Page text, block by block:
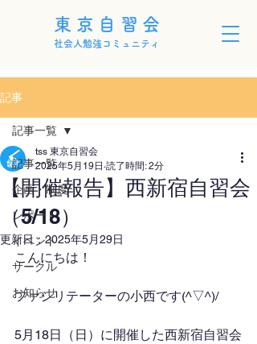
東京自習会
社会人勉強コミュニティ
記事
記事一覧
企画・制度
レポート
イベント
サークル
お知らせ
記事一覧
【開催報告】西新宿自習会
（5/18）
tss 東京自習会
2025年5月19日 読了時間: 2分
更新日：2025年5月29日
こんにちは！
ファシリテーターの小西です(^▽^)/
5月18日（日）に開催した西新宿自習会